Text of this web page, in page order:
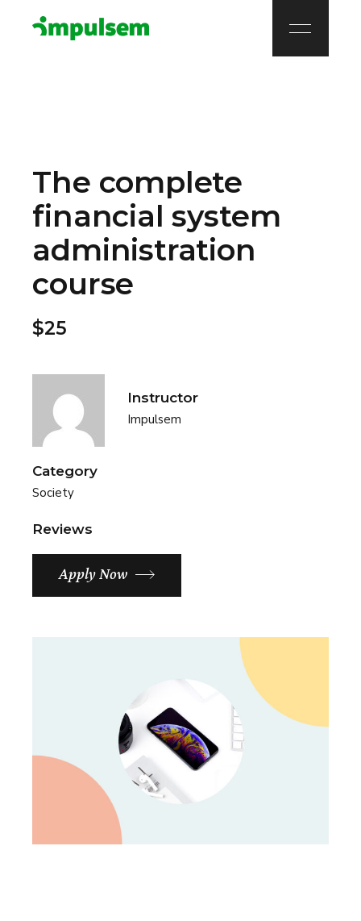
The complete
financial system
administration
course
$25
Instructor
Impulsem
Category
Society
Reviews
Apply Now